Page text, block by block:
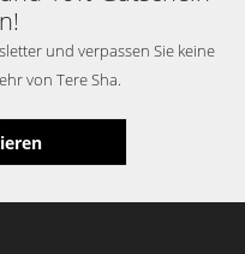
und verpassen Sie keine
von Tere Sha.